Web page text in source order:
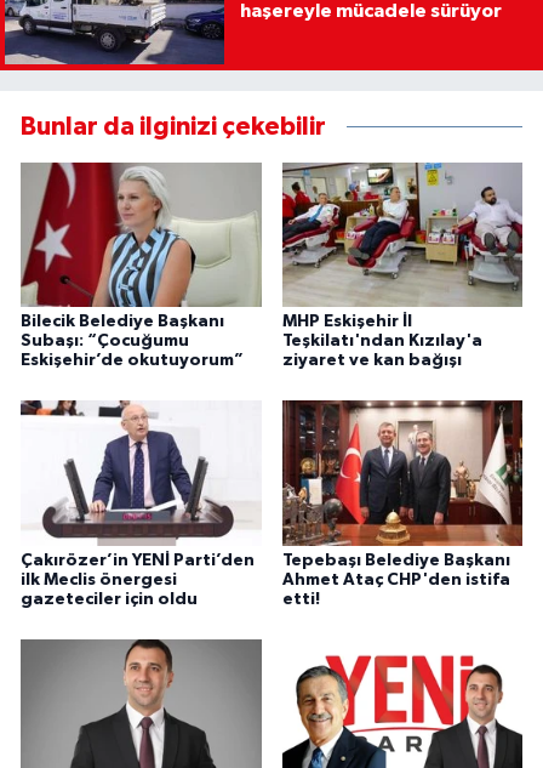
haşereyle mücadele sürüyor
Bunlar da ilginizi çekebilir
Bilecik Belediye Başkanı
Subaşı: “Çocuğumu
Eskişehir’de okutuyorum”
MHP Eskişehir İl
Teşkilatı'ndan Kızılay'a
ziyaret ve kan bağışı
Çakırözer’in YENİ Parti’den
ilk Meclis önergesi
gazeteciler için oldu
Tepebaşı Belediye Başkanı
Ahmet Ataç CHP'den istifa
etti!